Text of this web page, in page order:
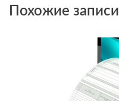
Похожие записи